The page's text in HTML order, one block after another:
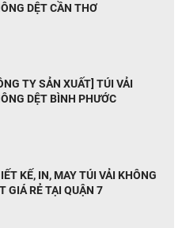
DỆT CẦN THƠ
TY SẢN XUẤT] TÚI VẢI
DỆT BÌNH PHƯỚC
KẾ, IN, MAY TÚI VẢI KHÔNG
GIÁ RẺ TẠI QUẬN 7